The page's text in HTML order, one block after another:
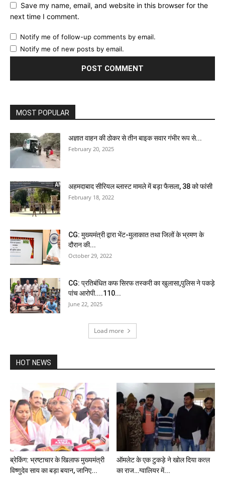
Save my name, email, and website in this browser for the
next time I comment.
Notify me of follow-up comments by email.
Notify me of new posts by email.
MOST POPULAR
अज्ञात वाहन की ठोकर से तीन बाइक सवार गंभीर रूप से...
February 20, 2025
अहमदाबाद सीरियल ब्लास्ट मामले में बड़ा फैसला, 38 को फांसी
February 18, 2022
CG: मुख्यमंत्री द्वारा भेंट-मुलाकात तथा जिलों के भ्रमण के
दौरान की...
October 29, 2022
CG: प्रतिबंधित कफ सिरफ तस्करी का खुलासा,पुलिस ने पकड़े
पांच आरोपी....110...
June 22, 2025
Load more
HOT NEWS
ब्रेकिंग: भ्रष्टाचार के खिलाफ मुख्यमंत्री
विष्णुदेव साय का बड़ा बयान, जानिए...
ऑमलेट के एक टुकड़े ने खोल दिया कत्ल
का राज…ग्वालियर में...